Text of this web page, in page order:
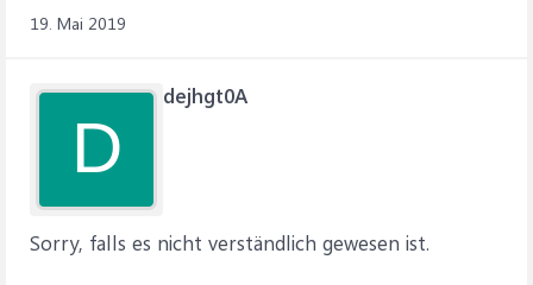
19. Mai 2019
D
dejhgt0A
Sorry, falls es nicht verständlich gewesen ist.